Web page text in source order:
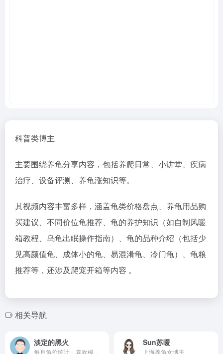
科普类博主
主要围绕养龟分享内容，包括养爬日常、小讲堂、疾病
治疗、设备评测、养龟涨知识等。
其视频内容丰富多样，涵盖龟类价格盘点、养龟用品购
买建议、不同价位龟推荐、龟的养护知识（如自制风暖
箱教程、乌龟出眠操作指南）、龟的品种介绍（包括少
见高颜值龟、成体小的龟、易混淆龟、冷门龟）、龟粮
推荐等，还涉及爬宠开箱等内容 。
相关导航
淡定的黑火 Sun苏暖
上海养龟女博主